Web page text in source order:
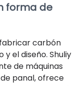
forma de
carbón
el diseño. Shuliy
de máquinas
panal, ofrece